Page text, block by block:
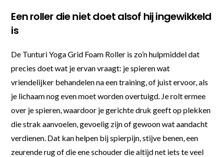
Een roller die niet doet alsof hij ingewikkeld
is
De Tunturi Yoga Grid Foam Roller is zo’n hulpmiddel dat
precies doet wat je ervan vraagt: je spieren wat
vriendelijker behandelen na een training, of juist ervoor, als
je lichaam nog even moet worden overtuigd. Je rolt ermee
over je spieren, waardoor je gerichte druk geeft op plekken
die strak aanvoelen, gevoelig zijn of gewoon wat aandacht
verdienen. Dat kan helpen bij spierpijn, stijve benen, een
zeurende rug of die ene schouder die altijd net iets te veel